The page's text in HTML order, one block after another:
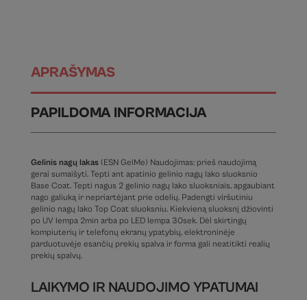
APRAŠYMAS
PAPILDOMA INFORMACIJA
Gelinis nagų lakas(ESN GelMe) Naudojimas: prieš naudojimą
gerai sumaišyti. Tepti ant apatinio gelinio nagų lako sluoksnio
Base Coat. Tepti nagus 2 gelinio nagų lako sluoksniais, apgaubiant
nago galiuką ir nepriartėjant prie odelių. Padengti viršutiniu
gelinio nagų lako Top Coat sluoksniu. Kiekvieną sluoksnį džiovinti
po UV lempa 2min arba po LED lempa 30sek. Dėl skirtingų
kompiuterių ir telefonų ekranų ypatybių, elektroninėje
parduotuvėje esančių prekių spalva ir forma gali neatitikti realių
prekių spalvų.
LAIKYMO IR NAUDOJIMO YPATUMAI